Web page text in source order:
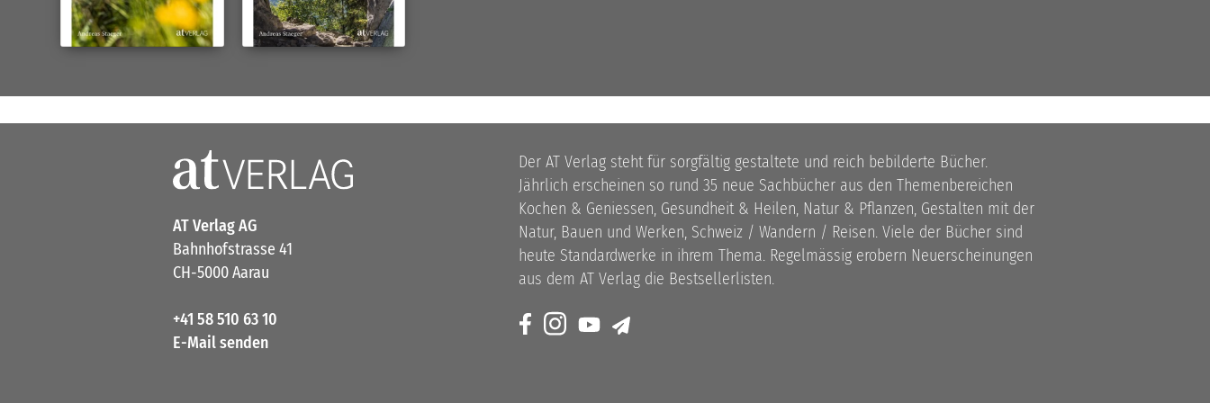
AT Verlag AG
Bahnhofstrasse 41
CH-5000 Aarau
+41 58 510 63 10
E-Mail senden
Der AT Verlag steht für sorgfältig gestaltete und reich bebilderte Bücher.
Jährlich erscheinen so rund 35 neue Sachbücher aus den Themenbereichen
Kochen & Geniessen, Gesundheit & Heilen, Natur & Pflanzen, Gestalten mit der
Natur, Bauen und Werken, Schweiz / Wandern / Reisen. Viele der Bücher sind
heute Standardwerke in ihrem Thema. Regelmässig erobern Neuerscheinungen
aus dem AT Verlag die Bestsellerlisten.